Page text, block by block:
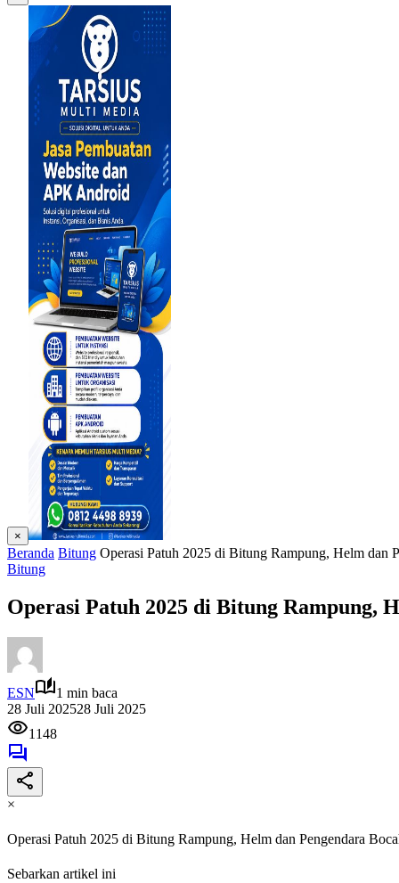
×
Beranda Bitung Operasi Patuh 2025 di Bitung Rampung, Helm dan
Bitung
Operasi Patuh 2025 di Bitung Rampung,
ESN
1 min baca
28 Juli 202528 Juli 2025
1148
×
Operasi Patuh 2025 di Bitung Rampung, Helm dan Pengendara
Sebarkan artikel ini